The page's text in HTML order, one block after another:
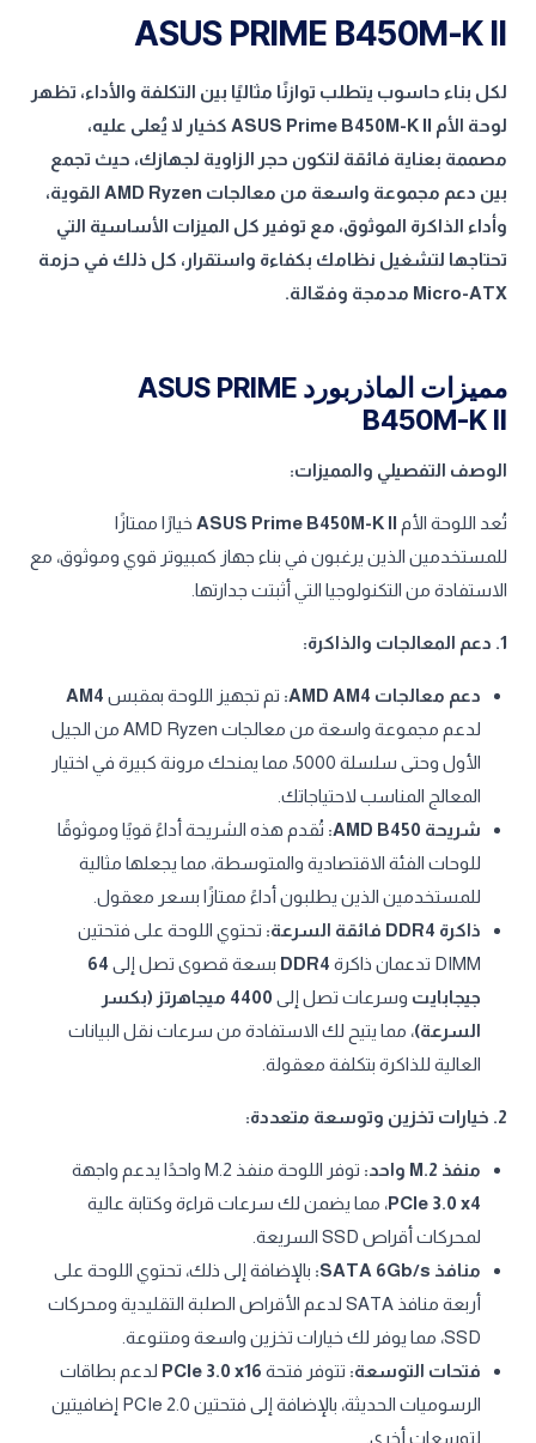
ASUS PRIME B450M-K II
لكل بناء حاسوب يتطلب توازنًا مثاليًا بين التكلفة والأداء، تظهر
لوحة الأم ASUS Prime B450M-K II كخيار لا يُعلى عليه،
مصممة بعناية فائقة لتكون حجر الزاوية لجهازك، حيث تجمع
بين دعم مجموعة واسعة من معالجات AMD Ryzen القوية،
وأداء الذاكرة الموثوق، مع توفير كل الميزات الأساسية التي
تحتاجها لتشغيل نظامك بكفاءة واستقرار، كل ذلك في حزمة
Micro-ATX مدمجة وفعّالة. ​
مميزات الماذربورد ASUS PRIME
B450M-K II
الوصف التفصيلي والمميزات:
تُعد اللوحة الأم ASUS Prime B450M-K II خيارًا ممتازًا
للمستخدمين الذين يرغبون في بناء جهاز كمبيوتر قوي وموثوق، مع
الاستفادة من التكنولوجيا التي أثبتت جدارتها.
1. دعم المعالجات والذاكرة:
دعم معالجات AMD AM4: تم تجهيز اللوحة بمقبس AM4
لدعم مجموعة واسعة من معالجات AMD Ryzen من الجيل
الأول وحتى سلسلة 5000، مما يمنحك مرونة كبيرة في اختيار
المعالج المناسب لاحتياجاتك.
شريحة AMD B450:
تُقدم هذه الشريحة أداءً قويًا وموثوقًا
للوحات الفئة الاقتصادية والمتوسطة، مما يجعلها مثالية
للمستخدمين الذين يطلبون أداءً ممتازًا بسعر معقول.
ذاكرة DDR4 فائقة السرعة:
تحتوي اللوحة على فتحتين
DIMM تدعمان ذاكرة
DDR4 بسعة قصوى تصل إلى 64
جيجابايت وسرعات تصل إلى
4400 ميجاهرتز (بكسر
السرعة)، مما يتيح لك الاستفادة من سرعات نقل البيانات
العالية للذاكرة بتكلفة معقولة.
2. خيارات تخزين وتوسعة متعددة:
منفذ M.2 واحد:
توفر اللوحة منفذ M.2 واحدًا يدعم واجهة
PCIe 3.0 x4، مما يضمن لك سرعات قراءة وكتابة عالية
لمحركات أقراص SSD السريعة.
منافذ SATA 6Gb/s:
بالإضافة إلى ذلك، تحتوي اللوحة على
أربعة منافذ SATA لدعم الأقراص الصلبة التقليدية ومحركات
SSD، مما يوفر لك خيارات تخزين واسعة ومتنوعة.
فتحات التوسعة: تتوفر فتحة PCIe 3.0 x16 لدعم بطاقات
الرسوميات الحديثة، بالإضافة إلى فتحتين PCIe 2.0 إضافيتين
لتوسعات أخرى.